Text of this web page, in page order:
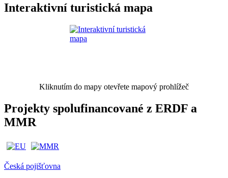
Interaktivní turistická mapa
Kliknutím do mapy otevřete mapový prohlížeč
Projekty spolufinancované z ERDF a
MMR
Česká pojišťovna